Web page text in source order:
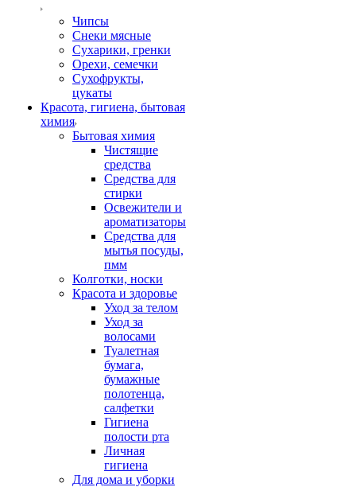
Чипсы
Снеки мясные
Сухарики, гренки
Орехи, семечки
Сухофрукты,
цукаты
Красота, гигиена, бытовая
химия
Бытовая химия
Чистящие
средства
Средства для
стирки
Освежители и
ароматизаторы
Средства для
мытья посуды,
пмм
Колготки, носки
Красота и здоровье
Уход за телом
Уход за
волосами
Туалетная
бумага,
бумажные
полотенца,
салфетки
Гигиена
полости рта
Личная
гигиена
Для дома и уборки